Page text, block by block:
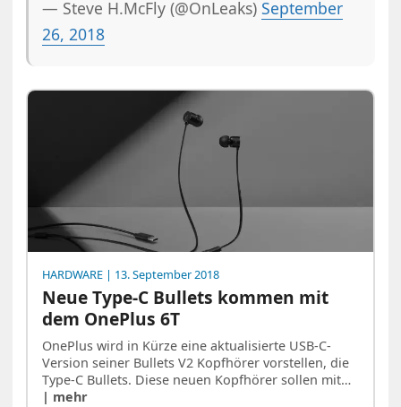
— Steve H.McFly (@OnLeaks)September
26, 2018
HARDWARE | 13. September 2018
Neue Type-C Bullets kommen mit
dem OnePlus 6T
OnePlus wird in Kürze eine aktualisierte USB-C-
Version seiner Bullets V2 Kopfhörer vorstellen, die
Type-C Bullets. Diese neuen Kopfhörer sollen mit…
| mehr